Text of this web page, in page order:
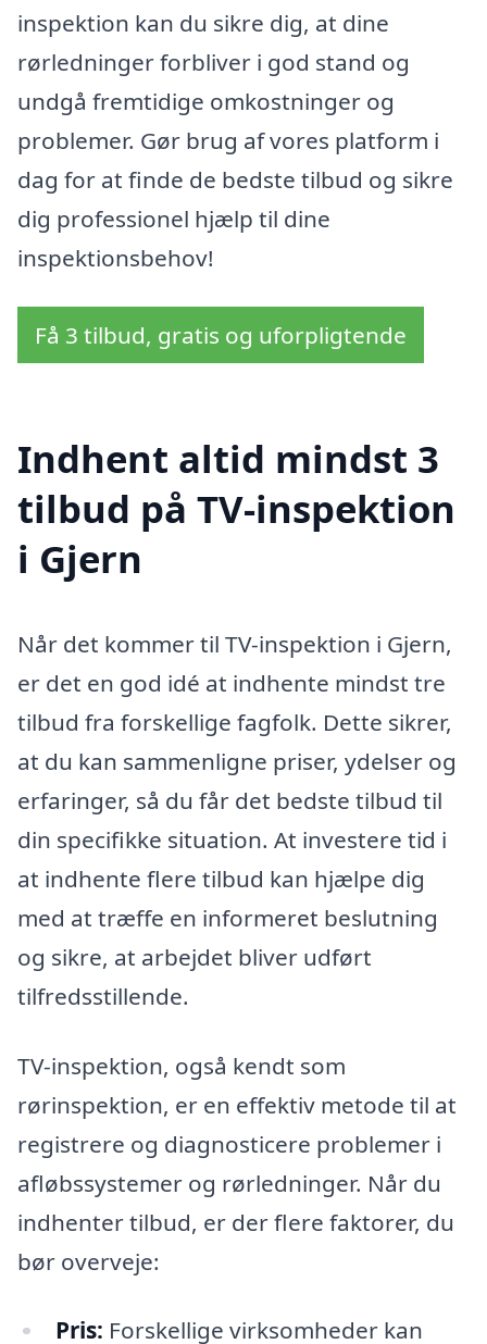
inspektion kan du sikre dig, at dine
rørledninger forbliver i god stand og
undgå fremtidige omkostninger og
problemer. Gør brug af vores platform i
dag for at finde de bedste tilbud og sikre
dig professionel hjælp til dine
inspektionsbehov!
Få 3 tilbud, gratis og uforpligtende
Indhent altid mindst 3
tilbud på TV-inspektion
i Gjern
Når det kommer til TV-inspektion i Gjern,
er det en god idé at indhente mindst tre
tilbud fra forskellige fagfolk. Dette sikrer,
at du kan sammenligne priser, ydelser og
erfaringer, så du får det bedste tilbud til
din specifikke situation. At investere tid i
at indhente flere tilbud kan hjælpe dig
med at træffe en informeret beslutning
og sikre, at arbejdet bliver udført
tilfredsstillende.
TV-inspektion, også kendt som
rørinspektion, er en effektiv metode til at
registrere og diagnosticere problemer i
afløbssystemer og rørledninger. Når du
indhenter tilbud, er der flere faktorer, du
bør overveje:
Pris: Forskellige virksomheder kan